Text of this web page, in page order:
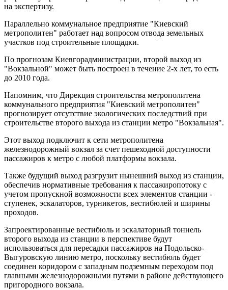
на экспертизу.
Параллельно коммунальное предприятие "Киевский
метрополитен" работает над вопросом отвода земельных
участков под строительные площадки.
По прогнозам Киевгорадминистрации, второй выход из
"Вокзальной" может быть построен в течение 2-х лет, то есть
до 2010 года.
Напомним, что Дирекция строительства метрополитена
коммунального предприятия "Киевский метрополитен"
прогнозирует отсутствие экологических последствий при
строительстве второго выхода из станции метро "Вокзальная".
Этот выход подключит к сети метрополитена
железнодорожный вокзал за счет пешеходной доступности
пассажиров к метро с любой платформы вокзала.
Также будущий выход разгрузит нынешний выход из станции,
обеспечив нормативные требования к пассажиропотоку с
учетом пропускной возможности всех элементов станции -
ступенек, эскалаторов, турникетов, вестибюлей и ширины
проходов.
Запроектированные вестибюль и эскалаторный тоннель
второго выхода из станции в перспективе будут
использоваться для пересадки пассажиров на Подольско-
Выгуровскую линию метро, поскольку вестибюль будет
соединен коридором с западным подземным переходом под
главными железнодорожными путями в районе действующего
пригородного вокзала.